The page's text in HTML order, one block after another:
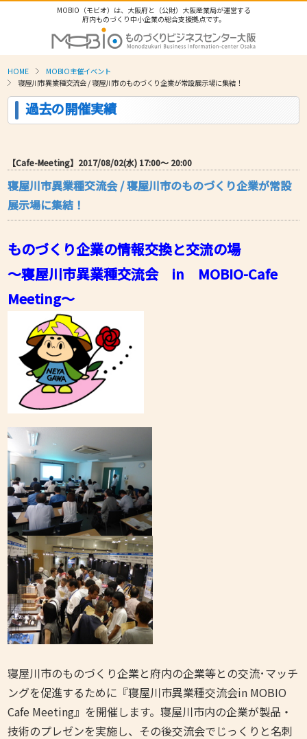
MOBIO（モビオ）は、大阪府と（公財）大阪産業局が運営する
府内ものづくり中小企業の総合支援拠点です。
HOME
MOBIO主催イベント
寝屋川市異業種交流会 / 寝屋川市のものづくり企業が常設展示場に集結！
過去の開催実績
【Cafe-Meeting】2017/08/02(水) 17:00〜 20:00
寝屋川市異業種交流会 / 寝屋川市のものづくり企業が常設
展示場に集結！
ものづくり企業の情報交換と交流の場
～寝屋川市異業種交流会 in MOBIO-Cafe
Meeting～
寝屋川市のものづくり企業と府内の企業等との交流･マッチ
ングを促進するために『寝屋川市異業種交流会in MOBIO
Cafe Meeting』を開催します。寝屋川市内の企業が製品・
技術のプレゼンを実施し、その後交流会でじっくりと名刺